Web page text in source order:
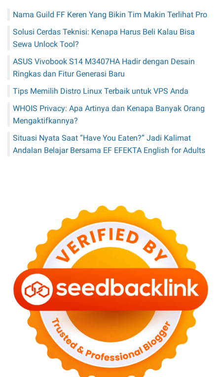
Nama Guild FF Keren Yang Bikin Tim Makin Terlihat Pro
Solusi Cerdas Teknisi: Kenapa Harus Beli Kalau Bisa
Sewa Unlock Tool?
ASUS Vivobook S14 M3407HA Hadir dengan Desain
Ringkas dan Fitur Generasi Baru
Tips Memilih Distro Linux Terbaik untuk VPS Anda
WHOIS Privacy: Apa Artinya dan Kenapa Banyak Orang
Mengaktifkannya?
Situasi Nyata Saat “Have You Eaten?” Jadi Kalimat
Andalan Belajar Bersama EF EFEKTA English for Adults